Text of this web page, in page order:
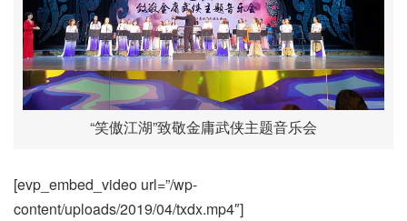
“笑傲江湖”致敬金庸武侠主题音乐会
[evp_embed_video url=”/wp-
content/uploads/2019/04/txdx.mp4″]